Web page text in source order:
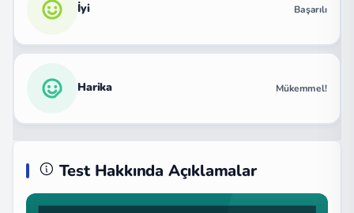
İyi Başarılı
Harika Mükemmel!
Test Hakkında Açıklamalar